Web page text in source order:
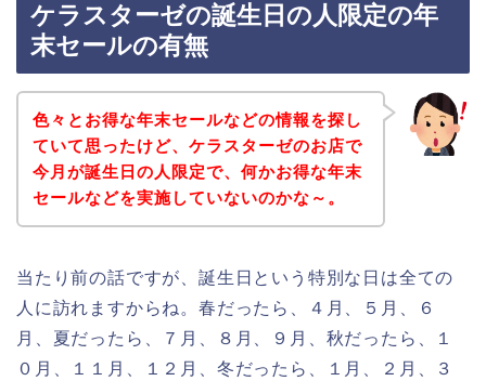
ケラスターゼの誕生日の人限定の年
末セールの有無
色々とお得な年末セールなどの情報を探し
ていて思ったけど、ケラスターゼのお店で
今月が誕生日の人限定で、何かお得な年末
セールなどを実施していないのかな～。
当たり前の話ですが、誕生日という特別な日は全ての
人に訪れますからね。春だったら、４月、５月、６
月、夏だったら、７月、８月、９月、秋だったら、１
０月、１１月、１２月、冬だったら、１月、２月、３